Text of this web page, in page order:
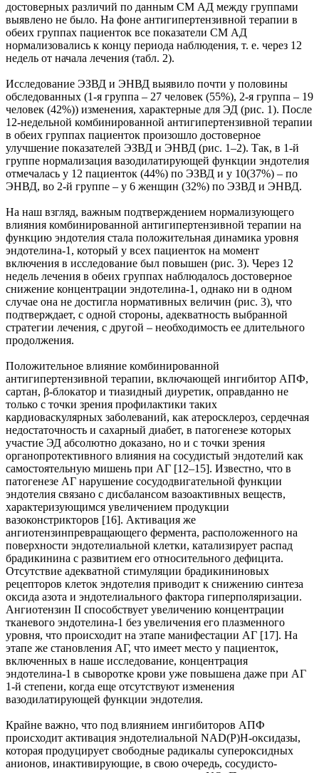
достоверных различий по данным СМ АД между группами
выявлено не было. На фоне антигипертензивной терапии в
обеих группах пациенток все показатели СМ АД
нормализовались к концу периода наблюдения, т. е. через 12
недель от начала лечения (табл. 2).
Исследование ЭЗВД и ЭНВД выявило почти у половины
обследованных (1-я группа – 27 человек (55%), 2-я группа – 19
человек (42%)) изменения, характерные для ЭД (рис. 1). После
12-недельной комбинированной антигипертензивной терапии
в обеих группах пациенток произошло достоверное
улучшение показателей ЭЗВД и ЭНВД (рис. 1–2). Так, в 1-й
группе нормализация вазодилатирующей функции эндотелия
отмечалась у 12 пациенток (44%) по ЭЗВД и у 10(37%) – по
ЭНВД, во 2-й группе – у 6 женщин (32%) по ЭЗВД и ЭНВД.
На наш взгляд, важным подтверждением нормализующего
влияния комбинированной антигипертензивной терапии на
функцию эндотелия стала положительная динамика уровня
эндотелина-1, который у всех пациенток на момент
включения в исследование был повышен (рис. 3). Через 12
недель лечения в обеих группах наблюдалось достоверное
снижение концентрации эндотелина-1, однако ни в одном
случае она не достигла нормативных величин (рис. 3), что
подтверждает, с одной стороны, адекватность выбранной
стратегии лечения, с другой – необходимость ее длительного
продолжения.
Положительное влияние комбинированной
антигипертензивной терапии, включающей ингибитор АПФ,
сартан, β-блокатор и тиазидный диуретик, оправданно не
только с точки зрения профилактики таких
кардиоваскулярных заболеваний, как атеросклероз, сердечная
недостаточность и сахарный диабет, в патогенезе которых
участие ЭД абсолютно доказано, но и с точки зрения
органопротективного влияния на сосудистый эндотелий как
самостоятельную мишень при АГ [12–15]. Известно, что в
патогенезе АГ нарушение сосудодвигательной функции
эндотелия связано с дисбалансом вазоактивных веществ,
характеризующимся увеличением продукции
вазоконстрикторов [16]. Активация же
ангиотензинпревращающего фермента, расположенного на
поверхности эндотелиальной клетки, катализирует распад
брадикинина с развитием его относительного дефицита.
Отсутствие адекватной стимуляции брадикининовых
рецепторов клеток эндотелия приводит к снижению синтеза
оксида азота и эндотелиального фактора гиперполяризации.
Ангиотензин II способствует увеличению концентрации
тканевого эндотелина-1 без увеличения его плазменного
уровня, что происходит на этапе манифестации АГ [17]. На
этапе же становления АГ, что имеет место у пациенток,
включенных в наше исследование, концентрация
эндотелина-1 в сыворотке крови уже повышена даже при АГ
1-й степени, когда еще отсутствуют изменения
вазодилатирующей функции эндотелия.
Крайне важно, что под влиянием ингибиторов АПФ
происходит активация эндотелиальной NAD(P)H-оксидазы,
которая продуцирует свободные радикалы супероксидных
анионов, инактивирующие, в свою очередь, сосудисто-